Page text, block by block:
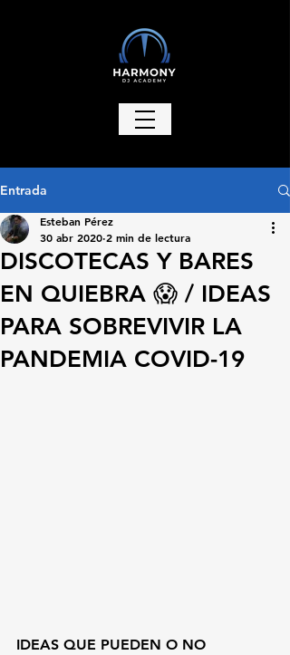
Entrada
DISCOTECAS Y BARES
EN QUIEBRA 😱 / IDEAS
PARA SOBREVIVIR LA
PANDEMIA COVID-19
Esteban Pérez
30 abr 2020 2 min de lectura
IDEAS QUE PUEDEN O NO